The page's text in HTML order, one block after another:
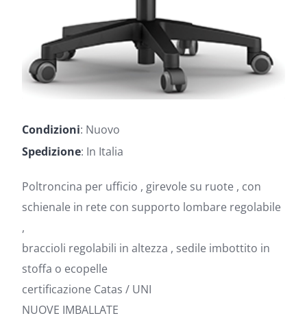
Condizioni: Nuovo
Spedizione: In Italia
Poltroncina per ufficio , girevole su ruote , con
schienale in rete con supporto lombare regolabile
,
braccioli regolabili in altezza , sedile imbottito in
stoffa o ecopelle
certificazione Catas / UNI
NUOVE IMBALLATE